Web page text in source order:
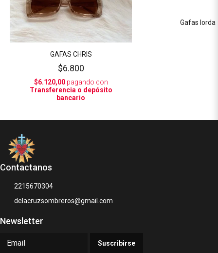
GAFAS CHRIS
$6.800
$6.120,00pagando con
Transferencia o depósito
bancario
Gafas lorda
Contactanos
2215670304
delacruzsombreros@gmail.com
Newsletter
Suscribirse